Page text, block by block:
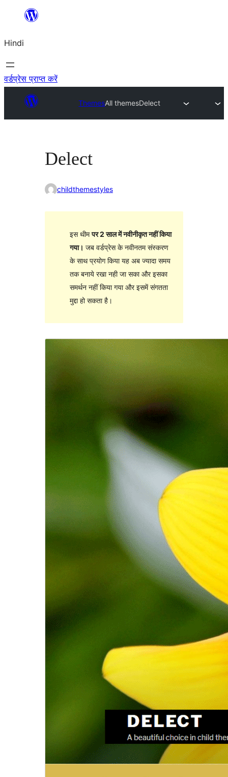
सामग्री
जाएं
Hindi
वर्डप्रेस प्राप्त करें
ThemesAll themesDelect
Delect
childthemestyles
इस थीमपर 2 साल में नवीनीकृत नहीं किया
गया। जब वर्डप्रेस के नवीनतम संस्करण
के साथ प्रयोग किया यह अब ज्यादा समय
तक बनाये रखा नही जा सका और इसका
समर्थन नहीं किया गया और इसमें संगतता
मुद्दा हो सकता है।